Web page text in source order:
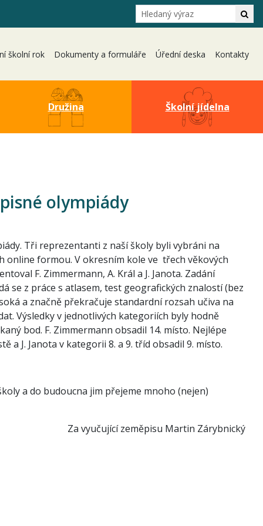
školní rok Dokumenty a formuláře Úřední deska Kontakty
Hledání
Družina Školní jídelna
olympiády
Tři reprezentanti z naší školy byli vybráni na
formou. V okresním kole ve třech věkových
F. Zimmermann, A. Král a J. Janota. Zadání
se z práce s atlasem, test geografických znalostí (bez
a značně překračuje standardní rozsah učiva na
Výsledky v jednotlivých kategoriích byly hodně
bod. F. Zimmermann obsadil 14. místo. Nejlépe
a J. Janota v kategorii 8. a 9. tříd obsadil 9. místo.
a do budoucna jim přejeme mnoho (nejen)
Martin Zárybnický